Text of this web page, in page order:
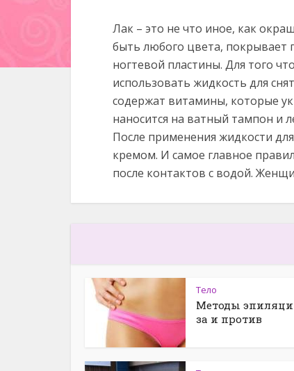
Лак – это не что иное, как
быть любого цвета, покрывает
ногтевой пластины. Для того
использовать жидкость для
содержат витамины, которые
наносится на ватный тампон и
После применения жидкости
кремом. И самое главное
после контактов с водой.
Тело
Методы
за и против